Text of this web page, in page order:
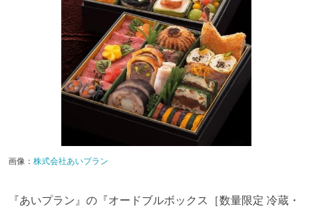
画像： 株式会社あいプラン
『あいプラン』の『オードブルボックス［数量限定 冷蔵・